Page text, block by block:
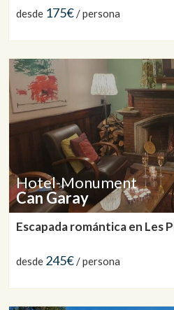
desde 175€/ persona
Hotel-Monument
Can Garay
Escapada romántica en Les
desde 245€/ persona